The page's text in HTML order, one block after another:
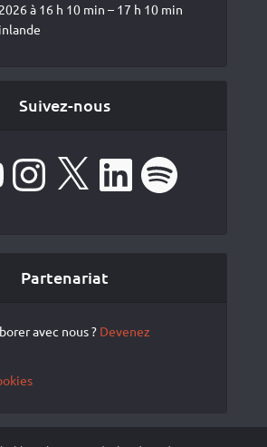
à 16 h 10 min – 17 h 10 min
Suivez-nous
Instagram LinkedIn Spotify
Partenariat
avec nous ? Devenez